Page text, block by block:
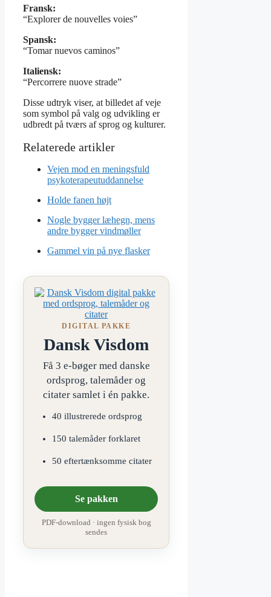
Fransk:
“Explorer de nouvelles voies”
Spansk:
“Tomar nuevos caminos”
Italiensk:
“Percorrere nuove strade”
Disse udtryk viser, at billedet af veje
som symbol på valg og udvikling er
udbredt på tværs af sprog og kulturer.
Vejen mod en meningsfuld
psykoterapeutuddannelse
Holde fanen højt
Nogle bygger læhegn, mens
andre bygger vindmøller
Gammel vin på nye flasker
DIGITAL PAKKE
Dansk Visdom
Få 3 e-bøger med danske
ordsprog, talemåder og
citater samlet i én pakke.
40 illustrerede ordsprog
150 talemåder forklaret
50 eftertænksomme citater
Se pakken
PDF-download · ingen fysisk bog
sendes